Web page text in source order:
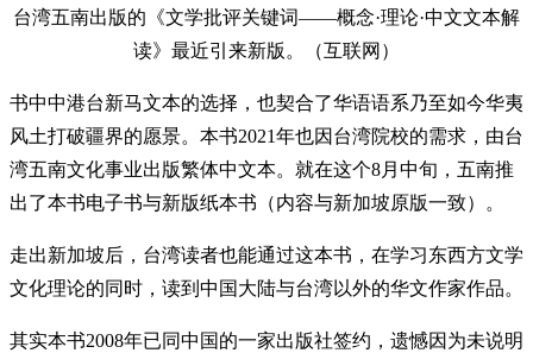
台湾五南出版的《文学批评关键词——概念·理论·中文文本解
读》最近引来新版。（互联网）
书中中港台新马文本的选择，也契合了华语语系乃至如今华夷
风土打破疆界的愿景。本书2021年也因台湾院校的需求，由台
湾五南文化事业出版繁体中文本。就在这个8月中旬，五南推
出了本书电子书与新版纸本书（内容与新加坡原版一致）。
走出新加坡后，台湾读者也能通过这本书，在学习东西方文学
文化理论的同时，读到中国大陆与台湾以外的华文作家作品。
其实本书2008年已同中国的一家出版社签约，遗憾因为未说明